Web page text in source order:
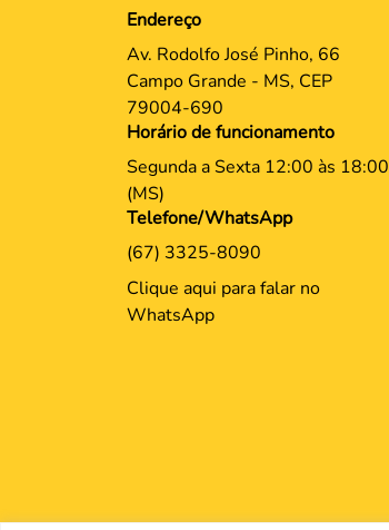
Endereço
Av. Rodolfo José Pinho, 66
Campo Grande - MS, CEP
79004-690
Horário de funcionamento
Segunda a Sexta 12:00 às 18:00
(MS)
Telefone/WhatsApp
(67) 3325-8090
Clique aqui para falar no
WhatsApp